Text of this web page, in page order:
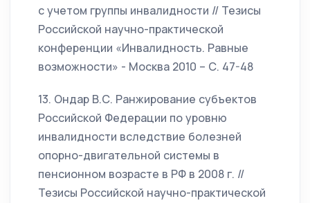
с учетом группы инвалидности // Тезисы
Российской научно-практической
конференции «Инвалидность. Равные
возможности» - Москва 2010 – С. 47-48
13. Ондар В.С. Ранжирование субъектов
Российской Федерации по уровню
инвалидности вследствие болезней
опорно-двигательной системы в
пенсионном возрасте в РФ в 2008 г. //
Тезисы Российской научно-практической